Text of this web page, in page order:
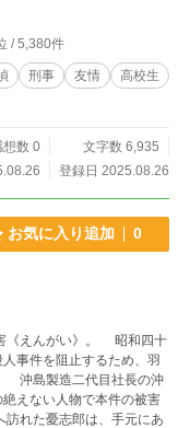
/ 5,380件
刑事 友情
高校生
想数 0
文字数 6,935
登録日 2025.08.26
お気に入り追加 0
《えんがい》。 昭和四十
事件を阻止するため、羽
沖島製造二代目社長の沖
えない人物で本件の被害
れた憂志郎は、手元にあ